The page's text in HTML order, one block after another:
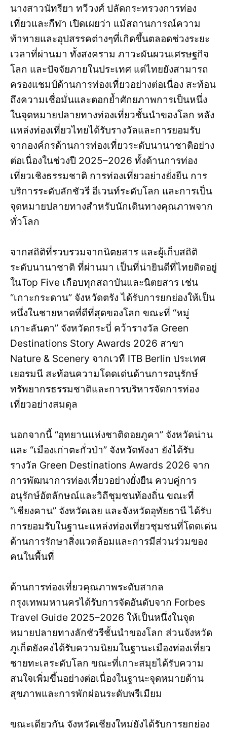
นางสาวนัทรียา ทวีวงศ์ ปลัดกระทรวงการท่อง
เที่ยวและกีฬา เปิดเผยว่า แม้สถานการณ์ความ
ท้าทายและอุปสรรคต่างๆที่เกิดขึ้นตลอดช่วงระยะ
เวลาที่ผ่านมา ทั้งสงคราม ภาวะผันผวนเศรษฐกิจ
โลก และปัจจัยภายในประเทศ แต่ไทยยังสามารถ
ครองแชมป์ด้านการท่องเที่ยวอย่างต่อเนื่อง สะท้อน
ถึงความเชื่อมั่นและตอกย้ำศักยภาพการเป็นหนึ่ง
ในจุดหมายปลายทางท่องเที่ยวชั้นนำของโลก หลัง
แหล่งท่องเที่ยวไทยได้รับรางวัลและการยอมรับ
จากองค์กรด้านการท่องเที่ยวระดับนานาชาติอย่าง
ต่อเนื่องในช่วงปี 2025–2026 ทั้งด้านการท่อง
เที่ยวเชิงธรรมชาติ การท่องเที่ยวอย่างยั่งยืน การ
บริการระดับลักชัวรี อีเวนท์ระดับโลก และการเป็น
จุดหมายปลายทางสำหรับนักเดินทางคุณภาพจาก
ทั่วโลก
จากสถิติที่รวบรวมจากนิตยสาร และผู้เก็บสถิติ
ระดับนานาชาติ ที่ผ่านมา เป็นที่น่ายินดีที่ไทยติดอยู่
ในTop Five เกือบทุกสถาบันและนิตยสาร เช่น
“เกาะกระดาน” จังหวัดตรัง ได้รับการยกย่องให้เป็น
หนึ่งในชายหาดที่ดีที่สุดของโลก ขณะที่ “หมู่
เกาะลันตา” จังหวัดกระบี่ คว้ารางวัล Green
Destinations Story Awards 2026 สาขา
Nature & Scenery จากเวที ITB Berlin ประเทศ
เยอรมนี สะท้อนความโดดเด่นด้านการอนุรักษ์
ทรัพยากรธรรมชาติและการบริหารจัดการท่อง
เที่ยวอย่างสมดุล
นอกจากนี้ “อุทยานแห่งชาติดอยภูคา” จังหวัดน่าน
และ “เมืองเก่าตะกั่วป่า” จังหวัดพังงา ยังได้รับ
รางวัล Green Destinations Awards 2026 จาก
การพัฒนาการท่องเที่ยวอย่างยั่งยืน ควบคู่การ
อนุรักษ์อัตลักษณ์และวิถีชุมชนท้องถิ่น ขณะที่
“เชียงคาน” จังหวัดเลย และจังหวัดอุทัยธานี ได้รับ
การยอมรับในฐานะแหล่งท่องเที่ยวชุมชนที่โดดเด่น
ด้านการรักษาสิ่งแวดล้อมและการมีส่วนร่วมของ
คนในพื้นที่
ด้านการท่องเที่ยวคุณภาพระดับสากล
กรุงเทพมหานครได้รับการจัดอันดับจาก Forbes
Travel Guide 2025–2026 ให้เป็นหนึ่งในจุด
หมายปลายทางลักชัวรีชั้นนำของโลก ส่วนจังหวัด
ภูเก็ตยังคงได้รับความนิยมในฐานะเมืองท่องเที่ยว
ชายทะเลระดับโลก ขณะที่เกาะสมุยได้รับความ
สนใจเพิ่มขึ้นอย่างต่อเนื่องในฐานะจุดหมายด้าน
สุขภาพและการพักผ่อนระดับพรีเมียม
ขณะเดียวกัน จังหวัดเชียงใหม่ยังได้รับการยกย่อง